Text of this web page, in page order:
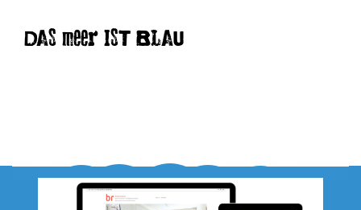
DAS meer IST BLAU